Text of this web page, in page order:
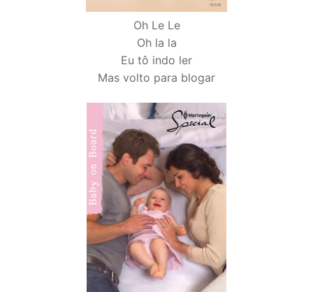
Oh Le Le
Oh la la
Eu tô indo ler
Mas volto para blogar